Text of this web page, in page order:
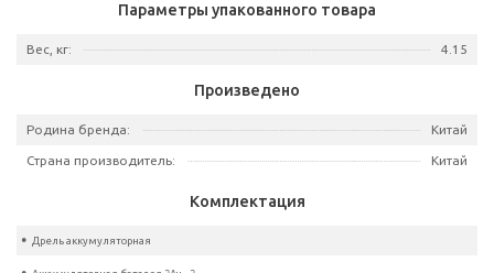
Емкость аккумулятора, А*ч:
Тип двигателя:
Мах крутящий момент, Нм:
Бренд: